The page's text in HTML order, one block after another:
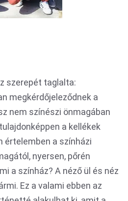
szerepét taglalta:
megkérdőjeleződnek a
nem színészi önmagában
a kellékek
értelemben a színházi
nyersen, pőrén
a színház? A néző ül és néz
Ez a valami ebben az